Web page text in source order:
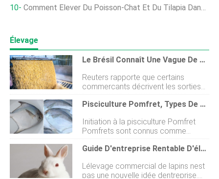
Comment Élever Du Poisson-Chat Et Du Tilapia Dans Le Même Étang À Poissons En Même Temps
Élevage
Le Brésil Connaît Une Vague De Lessivage Des Contrats De Maïs, Menacer Les Exportations, Les Commerçants Disent
Reuters rapporte que certains
commerçants décrivent les sorties
comme, potentiellement, la plus
grande vague dannulations
fournisseur mondial en cinq ans. Il
sera vraiment difficile dexécuter des
mauvaise récolte... les entreprises
procèdent au lessivage lorsque cela
est possible. Négociant de céréales
Pisciculture Pomfret, Types De Pomfrets - Un Guide Complet
Initiation à la pisciculture Pomfret
Pomfrets sont connus comme
perciformes un poisson qui
appartient à la famille des Bramidae
poisson que beaucoup aiment faire
Guide D'entreprise Rentable D'élevage De Lapins Pour Les Débutants
Lélevage commercial de lapins nest
pas une nouvelle idée dentreprise.